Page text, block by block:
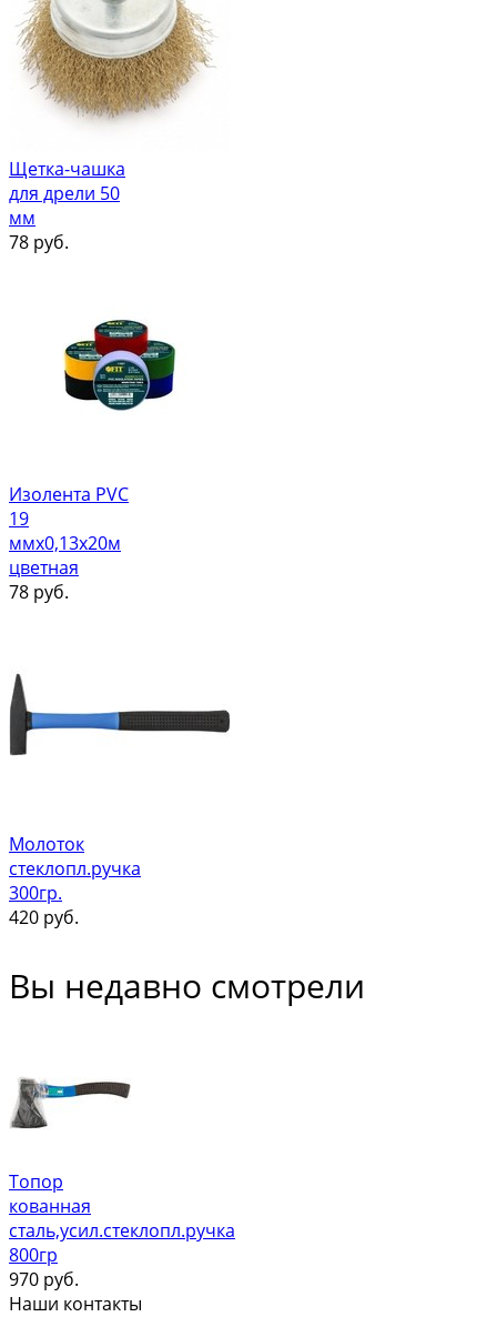
Щетка-чашка
для дрели 50
мм
78 руб.
Изолента PVC
19
ммх0,13х20м
цветная
78 руб.
Молоток
стеклопл.ручка
300гр.
420 руб.
Вы недавно смотрели
Топор
кованная
сталь,усил.стеклопл.ручка
800гр
970 руб.
Наши контакты